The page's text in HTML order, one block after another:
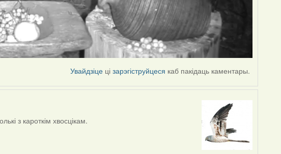
Увайдзіце цізарэгіструйцеся каб пакідаць каментары.
з кароткім хвосцікам.